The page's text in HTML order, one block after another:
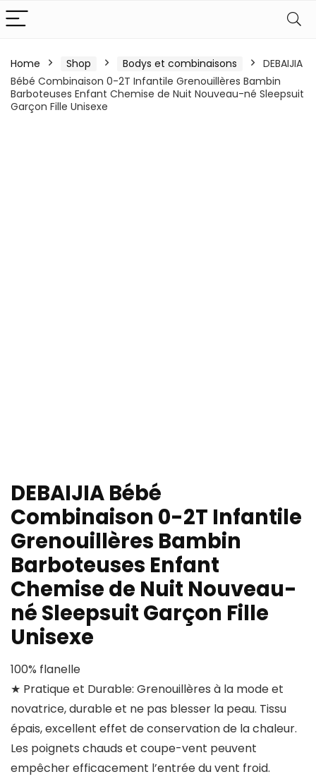
Home Shop Bodys et combinaisons
DEBAIJIA
Bébé Combinaison 0-2T Infantile Grenouillères Bambin
Barboteuses Enfant Chemise de Nuit Nouveau-né Sleepsuit
Garçon Fille Unisexe
DEBAIJIA Bébé
Combinaison 0-2T Infantile
Grenouillères Bambin
Barboteuses Enfant
Chemise de Nuit Nouveau-
né Sleepsuit Garçon Fille
Unisexe
100% flanelle
★ Pratique et Durable: Grenouillères à la mode et
novatrice, durable et ne pas blesser la peau. Tissu
épais, excellent effet de conservation de la chaleur.
Les poignets chauds et coupe-vent peuvent
empêcher efficacement l’entrée du vent froid.